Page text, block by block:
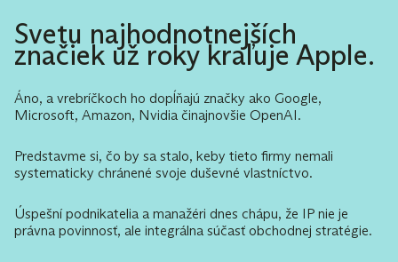
Svetu najhodnotnejších
značiek už roky kraľuje Apple.
Áno, a vrebríčkoch ho dopĺňajú značky ako Google,
Microsoft, Amazon, Nvidia činajnovšie OpenAI.
Predstavme si, čo by sa stalo, keby tieto firmy nemali
systematicky chránené svoje duševné vlastníctvo.
Úspešní podnikatelia a manažéri dnes chápu, že IP nie je
právna povinnosť, ale integrálna súčasť obchodnej stratégie.